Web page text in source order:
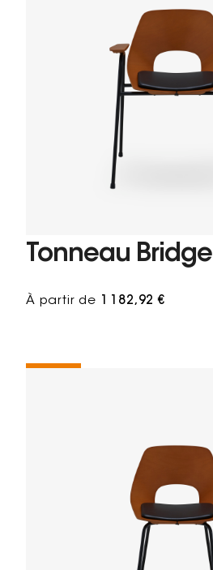
Tonneau Bridge
À partir de 1 182,92 €